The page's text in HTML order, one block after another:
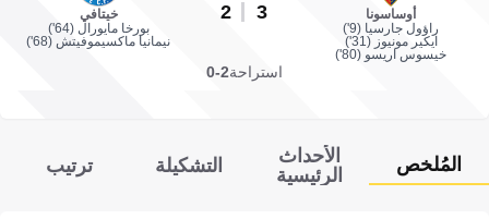
أوساسونا
راؤول جارسيا (9')
ايكير مونيوز (31')
خيسوس اريسو (80')
3
2
خيتافي
بورخا مايورال (64')
نيمانيا ماكسيموفيتش (68')
استراحة2-0
المُلخص
الأحداث
الرئيسية
التشكيلة ترتيب